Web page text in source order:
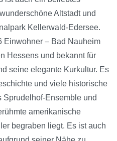
Altstadt und
Kellerwald-Edersee.
Einwohner – Bad Nauheim
Hessens und bekannt für
seine elegante Kurkultur. Es
und viele historische
Sprudelhof-Ensemble und
amerikanische
begraben liegt. Es ist auch